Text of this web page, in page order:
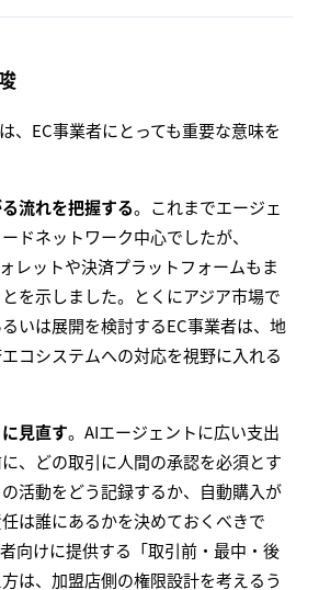
、EC事業者にとっても重要な意味を
流れを把握する。これまでエージェ
ドネットワーク中心でしたが、
レットや決済プラットフォームもま
を示しました。とくにアジア市場で
いは展開を検討するEC事業者は、地
コシステムへの対応を視野に入れる
見直す。AIエージェントに広い支出
、どの取引に人間の承認を必須とす
活動をどう記録するか、自動購入が
は誰にあるかを決めておくべきで
向けに提供する「取引前・最中・後
は、加盟店側の権限設計を考えるう